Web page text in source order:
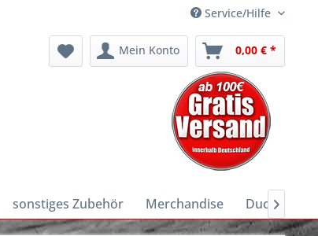
Service/Hilfe
Mein Konto 0,00 € *
sonstiges Zubehör Merchandise Ducati E-
